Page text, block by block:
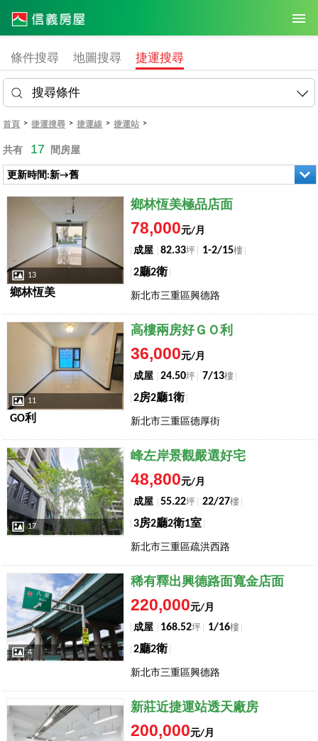
條件搜尋 地圖搜尋 捷運搜尋
搜尋條件
首頁 > 捷運搜尋 > 捷運線 > 捷運站 >
共有 17 間房屋
更新時間:新→舊
13
鄉林恆美
鄉林恆美極品店面
78,000元/月
成屋
82.33坪 1-2/15樓
2廳2衛
新北市三重區興德路
店長推薦
11
GO利
高樓兩房好ＧＯ利
36,000元/月
成屋
24.50坪 7/13樓
2房2廳1衛
新北市三重區德厚街
店長推薦
17
峰左岸景觀嚴選好宅
48,800元/月
成屋
55.22坪 22/27樓
3房2廳2衛1室
新北市三重區疏洪西路
4
稀有釋出興德路面寬金店面
220,000元/月
成屋
168.52坪 1/16樓
2廳2衛
新北市三重區興德路
店長推薦 新莊近捷運站透天廠房
200,000元/月